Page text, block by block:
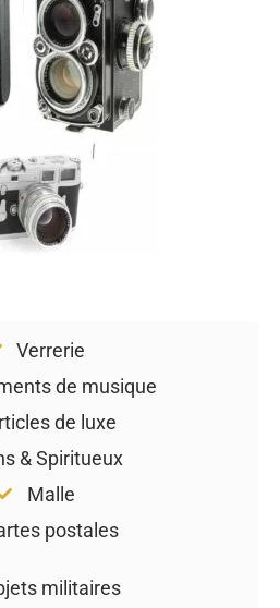
Verrerie
de musique
de luxe
& Spiritueux
Malle
postales
militaires